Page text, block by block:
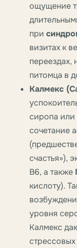
ощущение
при
визитах к
переездах,
питомца в
Калмекс
сиропа или
сочетание
счастья»),
B6, а также
кислоту).
уровня
Калмекс